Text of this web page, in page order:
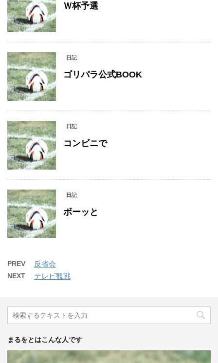
Ｗ杯予選
日記
ゴリパラ公式BOOK
日記
コンビニで
日記
ボーッと
PREV 反省会
NEXT テレビ観戦
まるをとはこんな人です